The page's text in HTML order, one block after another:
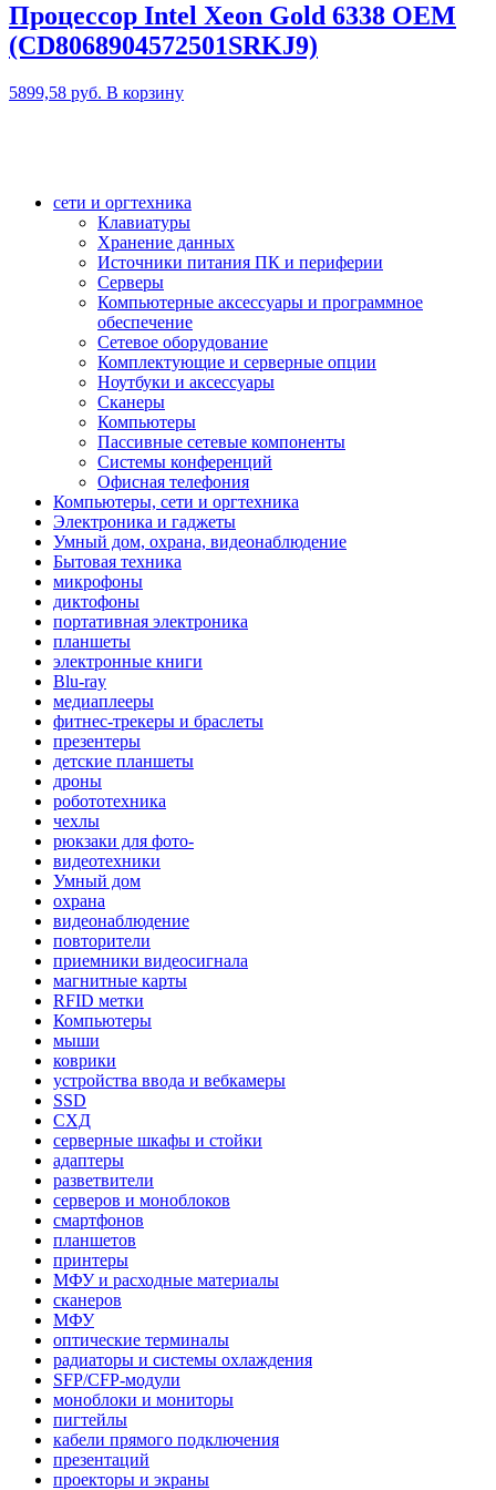
Процессор Intel Xeon Gold 6338 OEM
(CD8068904572501SRKJ9)
5899,58 руб. В корзину
сети и оргтехника
Клавиатуры
Хранение данных
Источники питания ПК и периферии
Серверы
Компьютерные аксессуары и программное
обеспечение
Сетевое оборудование
Комплектующие и серверные опции
Ноутбуки и аксессуары
Сканеры
Компьютеры
Пассивные сетевые компоненты
Системы конференций
Офисная телефония
Компьютеры, сети и оргтехника
Электроника и гаджеты
Умный дом, охрана, видеонаблюдение
Бытовая техника
микрофоны
диктофоны
портативная электроника
планшеты
электронные книги
Blu-ray
медиаплееры
фитнес-трекеры и браслеты
презентеры
детские планшеты
дроны
робототехника
чехлы
рюкзаки для фото-
видеотехники
Умный дом
охрана
видеонаблюдение
повторители
приемники видеосигнала
магнитные карты
RFID метки
Компьютеры
мыши
коврики
устройства ввода и вебкамеры
SSD
СХД
серверные шкафы и стойки
адаптеры
разветвители
серверов и моноблоков
смартфонов
планшетов
принтеры
МФУ и расходные материалы
сканеров
МФУ
оптические терминалы
радиаторы и системы охлаждения
SFP/CFP-модули
моноблоки и мониторы
пигтейлы
кабели прямого подключения
презентаций
проекторы и экраны